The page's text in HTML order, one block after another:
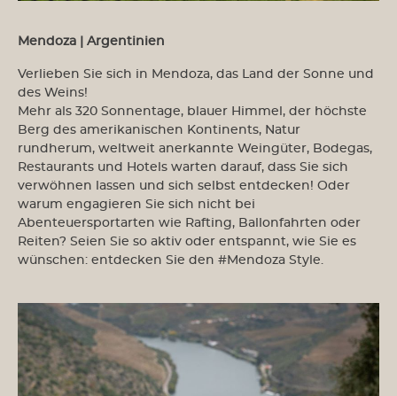
Mendoza | Argentinien
Verlieben Sie sich in Mendoza, das Land der Sonne und
des Weins!
Mehr als 320 Sonnentage, blauer Himmel, der höchste
Berg des amerikanischen Kontinents, Natur
rundherum, weltweit anerkannte Weingüter, Bodegas,
Restaurants und Hotels warten darauf, dass Sie sich
verwöhnen lassen und sich selbst entdecken! Oder
warum engagieren Sie sich nicht bei
Abenteuersportarten wie Rafting, Ballonfahrten oder
Reiten? Seien Sie so aktiv oder entspannt, wie Sie es
wünschen: entdecken Sie den #Mendoza Style.